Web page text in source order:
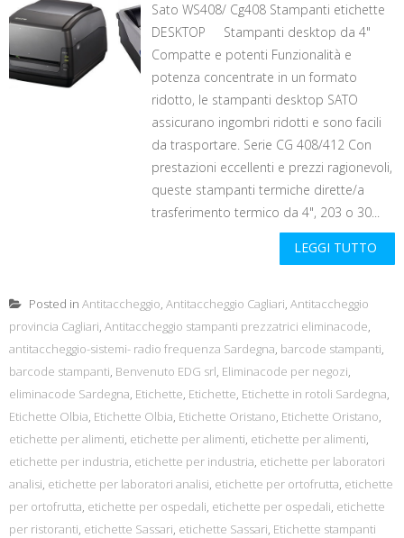
Sato WS408/ Cg408 Stampanti etichette
DESKTOP Stampanti desktop da 4"
Compatte e potenti Funzionalità e
potenza concentrate in un formato
ridotto, le stampanti desktop SATO
assicurano ingombri ridotti e sono facili
da trasportare. Serie CG 408/412 Con
prestazioni eccellenti e prezzi ragionevoli,
queste stampanti termiche dirette/a
trasferimento termico da 4", 203 o 30...
LEGGI TUTTO
Posted in Antitaccheggio, Antitaccheggio Cagliari, Antitaccheggio
provincia Cagliari, Antitaccheggio stampanti prezzatrici eliminacode,
antitaccheggio-sistemi- radio frequenza Sardegna, barcode stampanti,
barcode stampanti, Benvenuto EDG srl, Eliminacode per negozi,
eliminacode Sardegna, Etichette, Etichette, Etichette in rotoli Sardegna,
Etichette Olbia, Etichette Olbia, Etichette Oristano, Etichette Oristano,
etichette per alimenti, etichette per alimenti, etichette per alimenti,
etichette per industria, etichette per industria, etichette per laboratori
analisi, etichette per laboratori analisi, etichette per ortofrutta, etichette
per ortofrutta, etichette per ospedali, etichette per ospedali, etichette
per ristoranti, etichette Sassari, etichette Sassari, Etichette stampanti